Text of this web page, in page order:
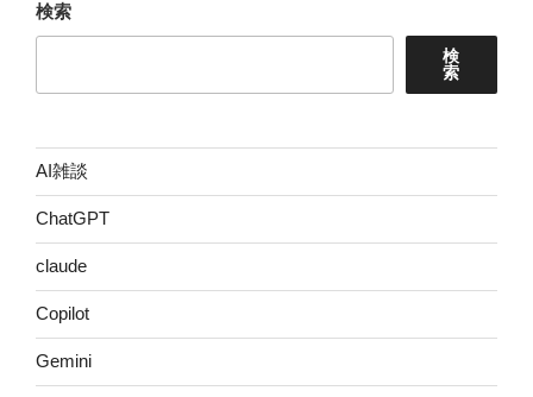
検索
検
索
AI雑談
ChatGPT
claude
Copilot
Gemini